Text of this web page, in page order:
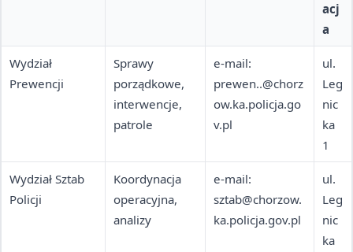
acj
a
Wydział
Prewencji
Sprawy
porządkowe,
interwencje,
patrole
e-mail:
prewen..@chorz
ow.ka.policja.go
v.pl
ul.
Leg
nic
ka
1
Wydział Sztab
Policji
Koordynacja
operacyjna,
analizy
e-mail:
sztab@chorzow.
ka.policja.gov.pl
ul.
Leg
nic
ka